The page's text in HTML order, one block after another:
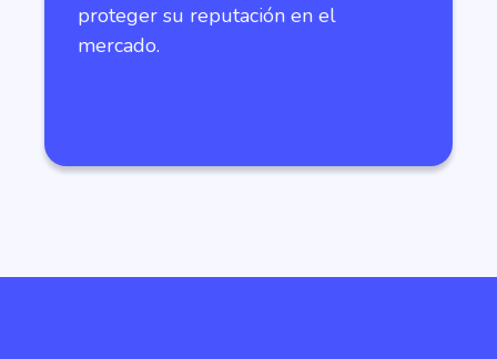
proteger su reputación en el
mercado.